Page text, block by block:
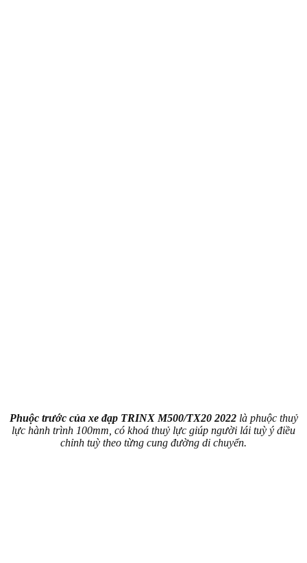
Phuộc trước của xe đạp TRINX M500/TX20 2022là phuộc thuỷ
lực hành trình 100mm, có khoá thuỷ lực giúp người lái tuỳ ý điều
chỉnh tuỳ theo từng cung đường di chuyển.